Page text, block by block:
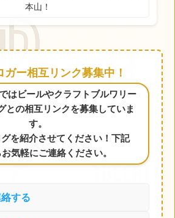
本山！
ガー相互リンク募集中！
はビールやクラフトブルワリー
との相互リンクを募集していま
す。
を紹介させてください！下記
気軽にご連絡ください。
する